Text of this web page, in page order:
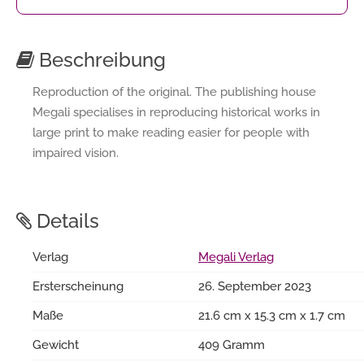
Beschreibung
Reproduction of the original. The publishing house
Megali specialises in reproducing historical works in
large print to make reading easier for people with
impaired vision.
Details
Verlag
Megali Verlag
Ersterscheinung
26. September 2023
Maße
21.6 cm x 15.3 cm x 1.7 cm
Gewicht
409 Gramm